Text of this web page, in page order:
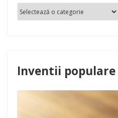
Inventii populare